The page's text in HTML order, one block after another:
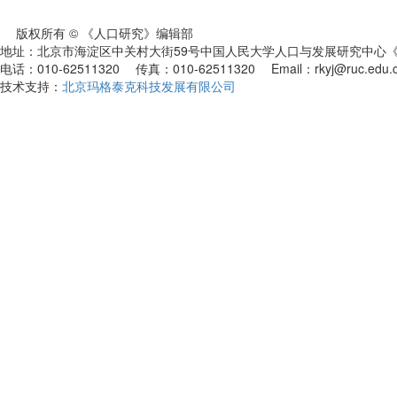
版权所有 © 《人口研究》编辑部
地址：北京市海淀区中关村大街59号中国人民大学人口与发展研究中
电话：010-62511320 传真：010-62511320 Email：
技术支持： 北京玛格泰克科技发展有限公司